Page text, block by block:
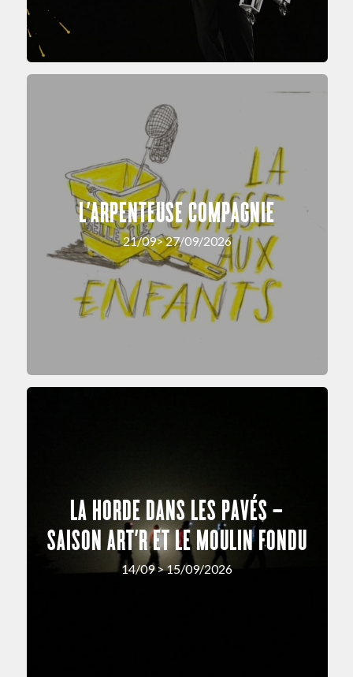
L’ARPENTEUSE COMPAGNIE
21/09> 27/09/2026
LA HORDE DANS LES PAVÉS –
SAISON ART’R ET LE MOULIN FONDU
14/09 > 15/09/2026